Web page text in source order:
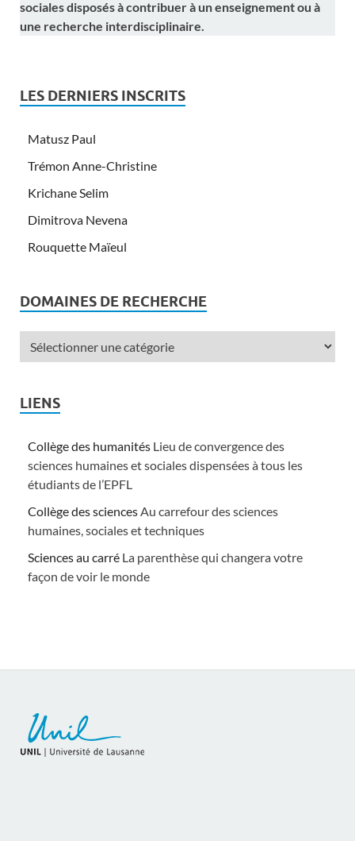
sociales disposés à contribuer à un enseignement ou à
une recherche interdisciplinaire.
LES DERNIERS INSCRITS
Matusz Paul
Trémon Anne-Christine
Krichane Selim
Dimitrova Nevena
Rouquette Maïeul
DOMAINES DE RECHERCHE
LIENS
Collège des humanités Lieu de convergence des
sciences humaines et sociales dispensées à tous les
étudiants de l’EPFL
Collège des sciencesAu carrefour des sciences
humaines, sociales et techniques
Sciences au carré La parenthèse qui changera votre
façon de voir le monde